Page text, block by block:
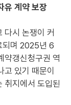
유 계약 보장
다시 논쟁이 커
되며 2025년 6
약갱신청구권 역
있기 때문이
취지에서 도입된